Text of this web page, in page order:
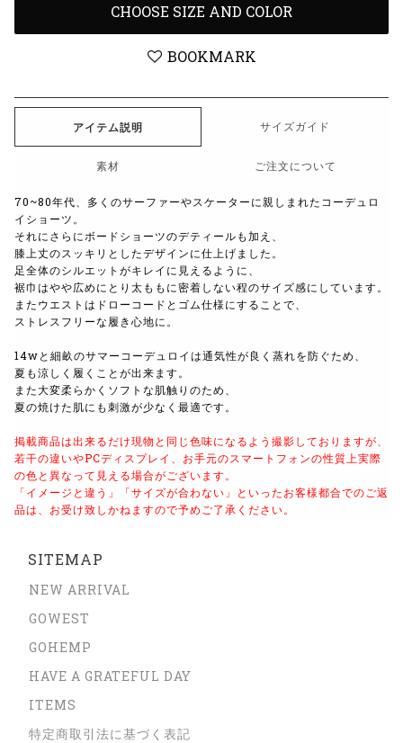
CHOOSE SIZE AND COLOR
BOOKMARK
アイテム説明 サイズガイド
素材 ご注文について
70~80年代、多くのサーファーやスケーターに親しまれたコーデュロ
イショーツ。
それにさらにボードショーツのデティールも加え、
膝上丈のスッキリとしたデザインに仕上げました。
足全体のシルエットがキレイに見えるように、
裾巾はやや広めにとり太ももに密着しない程のサイズ感にしています。
またウエストはドローコードとゴム仕様にすることで、
ストレスフリーな履き心地に。
14wと細畝のサマーコーデュロイは通気性が良く蒸れを防ぐため、
夏も涼しく履くことが出来ます。
また大変柔らかくソフトな肌触りのため、
夏の焼けた肌にも刺激が少なく最適です。
掲載商品は出来るだけ現物と同じ色味になるよう 撮影しておりますが、
若干の違いやPCディスプレイ、 お手元のスマートフォンの性質上実際
の色と異なって見える場合がございます。
「イメージと違う」「サイズが合わない」といったお客様都合でのご返
品は、 お受け致しかねますので予めご了承ください。
SITEMAP
NEW ARRIVAL
GOWEST
GOHEMP
HAVE A GRATEFUL DAY
ITEMS
特定商取引法に基づく表記